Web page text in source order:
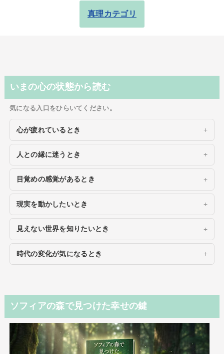
真理カテゴリ
いまの心の状態から読む
気になる入口をひらいてください。
心が疲れているとき
人との縁に迷うとき
目覚めの感覚があるとき
現実を動かしたいとき
見えない世界を知りたいとき
時代の変化が気になるとき
ソフィアの森で見つけた幸せの鍵